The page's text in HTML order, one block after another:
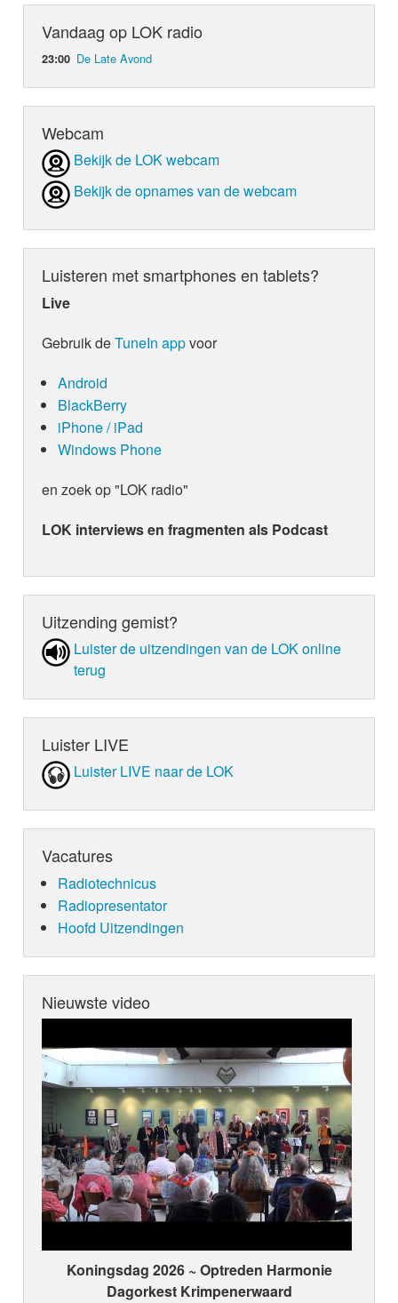
Vandaag op LOK radio
23:00 De Late Avond
Webcam
Bekijk de LOK webcam
Bekijk de opnames van de webcam
Luisteren met smartphones en tablets?
Live
Gebruik deTuneIn appvoor
Android
BlackBerry
iPhone / iPad
Windows Phone
en zoek op "LOK radio"
LOK interviews en fragmenten als Podcast
Uitzending gemist?
Luister de uit­zen­din­gen van de LOK online
terug
Luister LIVE
Luister LIVE naar de LOK
Vacatures
Radiotechnicus
Radiopresentator
Hoofd Uitzendingen
Nieuwste video
Koningsdag 2026 ~ Optreden Harmonie
Dagorkest Krimpenerwaard